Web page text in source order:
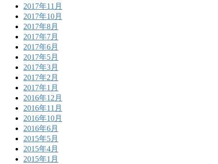
2017年11月
2017年10月
2017年8月
2017年7月
2017年6月
2017年5月
2017年3月
2017年2月
2017年1月
2016年12月
2016年11月
2016年10月
2016年6月
2015年5月
2015年4月
2015年1月